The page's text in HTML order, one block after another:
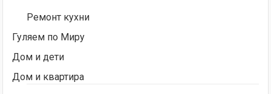
Ремонт кухни
Гуляем по Миру
Дом и дети
Дом и квартира